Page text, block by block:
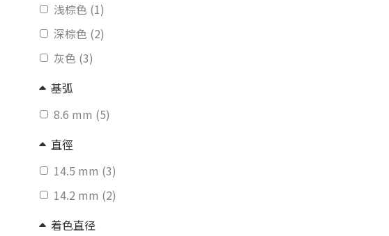
浅棕色 (1)
深棕色 (2)
灰色 (3)
基弧
8.6 mm (5)
直徑
14.5 mm (3)
14.2 mm (2)
着色直径